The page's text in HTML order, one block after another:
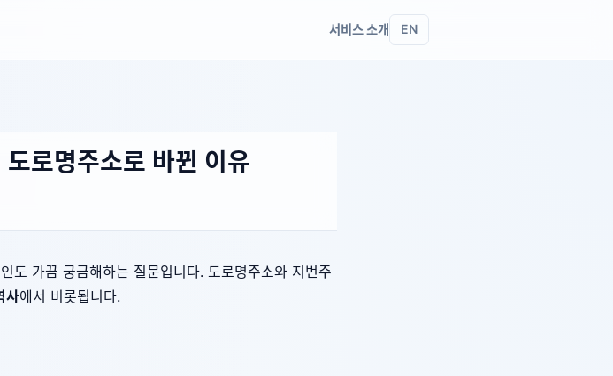
서비스 소개 EN
로명주소로 바뀐 이유
도 가끔 궁금해하는 질문입니다. 도로명주소와 지번주
사에서 비롯됩니다.